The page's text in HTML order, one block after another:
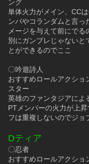
ング
単体火力がメイン、CC
ンパやコランダムと言
メージを与えて前にでる
別にガンブレじゃないと
とができるのでここ
〇吟遊詩人
おすすめロールアクショ
スター
英雄のファンタジアによ
PTメンバーの火力が上
フは重複しないのでジョ
Dティア
〇忍者
おすすめロールアクショ